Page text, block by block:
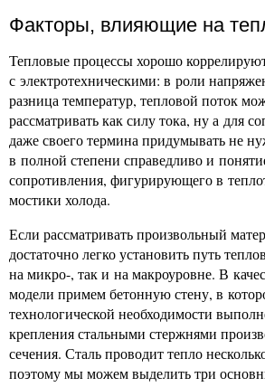
Факторы, влияющие на
Тепловые процессы хорошо
с электротехническими: в роли
разница температур, тепловой поток
рассматривать как силу тока, ну а для
даже своего термина придумывать не
в полной степени справедливо и
сопротивления, фигурирующего в
мостики холода.
Если рассматривать произвольный
достаточно легко установить путь
на микро-, так и на макроуровне. В
модели примем бетонную стену, в
технологической необходимости
крепления стальными стержнями
сечения. Сталь проводит тепло
поэтому мы можем выделить три